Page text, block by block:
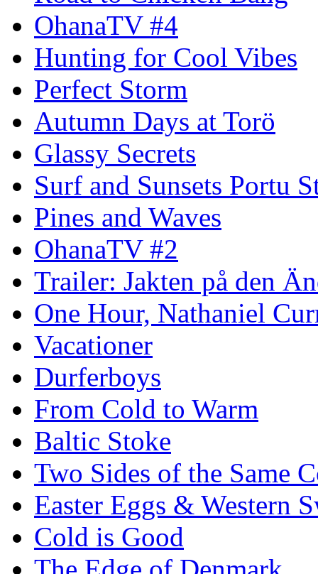
OhanaTV #4
Hunting for Cool Vibes
Perfect Storm
Autumn Days at Torö
Glassy Secrets
Surf and Sunsets Portu
Pines and Waves
OhanaTV #2
Trailer: Jakten på den
One Hour, Nathaniel
Vacationer
Durferboys
From Cold to Warm
Baltic Stoke
Two Sides of the Same
Easter Eggs & Western
Cold is Good